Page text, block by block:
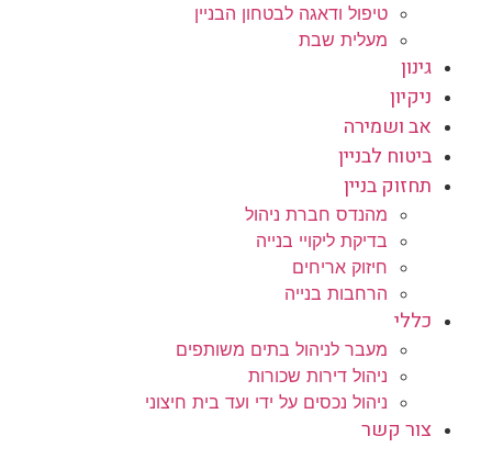
טיפול ודאגה לבטחון הבניין
מעלית שבת
גינון
ניקיון
אב ושמירה
ביטוח לבניין
תחזוק בניין
מהנדס חברת ניהול
בדיקת ליקויי בנייה
חיזוק אריחים
הרחבות בנייה
כללי
מעבר לניהול בתים משותפים
ניהול דירות שכורות
ניהול נכסים על ידי ועד בית חיצוני
צור קשר